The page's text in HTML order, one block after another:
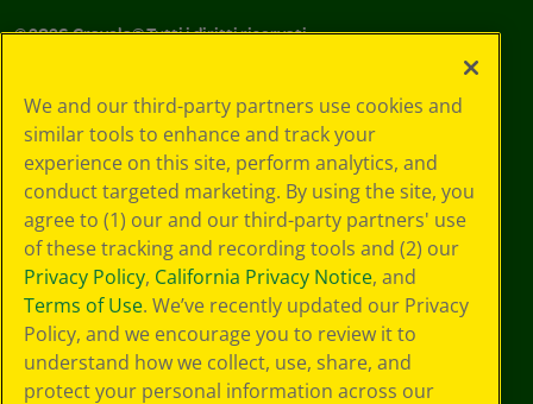
©2026Crayola® Tutti i diritti riservati.
in materia di
privacy
Informativa sulla
privacy
Termini SMS
GDPR
Informativa sulla
privacy di CA
Technologies
Preferenze cookie
Condizioni d'uso
Accessibilità web
We and our third-party partners use cookies and
similar tools to enhance and track your
experience on this site, perform analytics, and
conduct targeted marketing. By using the site, you
agree to (1) our and our third-party partners' use
of these tracking and recording tools and (2) our
Privacy Policy, California Privacy Notice, and
Terms of Use. We’ve recently updated our Privacy
Policy, and we encourage you to review it to
understand how we collect, use, share, and
protect your personal information across our